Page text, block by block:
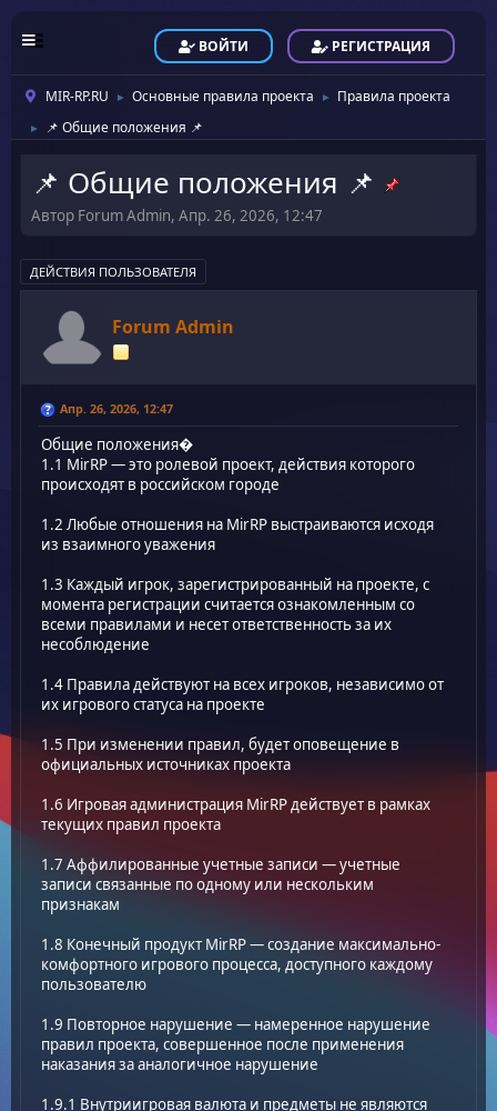
ВОЙТИ РЕГИСТРАЦИЯ
MIR-RP.RU ► Основные правила проекта ► Правила проекта
► 📌 Общие положения 📌
📌 Общие положения 📌
Автор Forum Admin, Апр. 26, 2026, 12:47
ДЕЙСТВИЯ ПОЛЬЗОВАТЕЛЯ
Forum Admin
Апр. 26, 2026, 12:47
Общие положения�
1.1 MirRP — это ролевой проект, действия которого
происходят в российском городе
1.2 Любые отношения на MirRP выстраиваются исходя
из взаимного уважения
1.3 Каждый игрок, зарегистрированный на проекте, с
момента регистрации считается ознакомленным со
всеми правилами и несет ответственность за их
несоблюдение
1.4 Правила действуют на всех игроков, независимо от
их игрового статуса на проекте
1.5 При изменении правил, будет оповещение в
официальных источниках проекта
1.6 Игровая администрация MirRP действует в рамках
текущих правил проекта
1.7 Аффилированные учетные записи — учетные
записи связанные по одному или нескольким
признакам
1.8 Конечный продукт MirRP — создание максимально-
комфортного игрового процесса, доступного каждому
пользователю
1.9 Повторное нарушение — намеренное нарушение
правил проекта, совершенное после применения
наказания за аналогичное нарушение
1.9.1 Внутриигровая валюта и предметы не являются